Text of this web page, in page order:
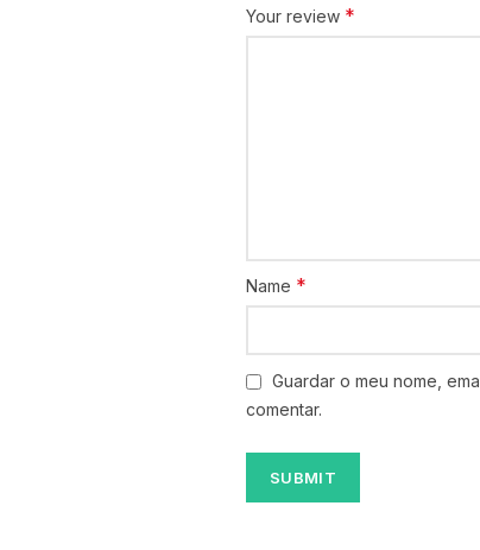
Your review *
Name *
Guardar o meu nome,
comentar.